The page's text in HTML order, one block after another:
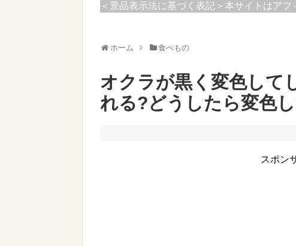
＜景品表示法に基づく表記＞本サイトはア
ホーム 食べもの
オクラが黒く変色して
れる?どうしたら変色
スポン